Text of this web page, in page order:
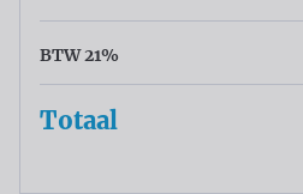
BTW 21%
Totaal